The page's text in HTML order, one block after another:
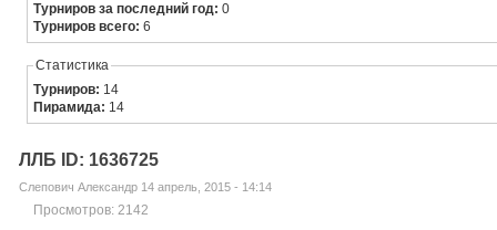
Турниров за последний год:0
Турниров всего:6
Статистика
Турниров: 14
Пирамида: 14
ЛЛБ ID: 1636725
Слепович Александр 14 апрель, 2015 - 14:14
Просмотров: 2142